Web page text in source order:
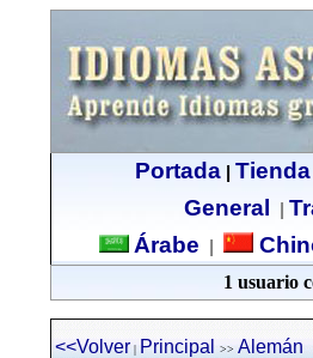
Portada| Tienda
General
Árabe
1 usuario
<<Volver | Principal >> Alemán